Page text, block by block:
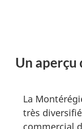
Un aperçu
La
très
commercial